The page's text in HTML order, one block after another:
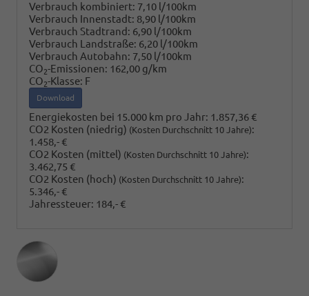
Verbrauch kombiniert: 7,10 l/100km
Verbrauch Innenstadt: 8,90 l/100km
Verbrauch Stadtrand: 6,90 l/100km
Verbrauch Landstraße: 6,20 l/100km
Verbrauch Autobahn: 7,50 l/100km
CO2-Emissionen: 162,00 g/km
CO2-Klasse: F
Download
Energiekosten bei 15.000 km pro Jahr: 1.857,36 €
CO2 Kosten (niedrig) (Kosten Durchschnitt 10 Jahre):
1.458,- €
CO2 Kosten (mittel) (Kosten Durchschnitt 10 Jahre):
3.462,75 €
CO2 Kosten (hoch) (Kosten Durchschnitt 10 Jahre):
5.346,- €
Jahressteuer: 184,- €